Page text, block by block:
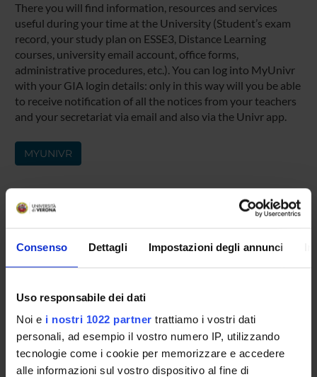
Consenso Dettagli Impostazioni degli annunci
Uso responsabile dei dati
Noi e i nostri 1022 partner trattiamo i vostri dati
personali, ad esempio il vostro numero IP, utilizzando
tecnologie come i cookie per memorizzare e accedere
alle informazioni sul vostro dispositivo al fine di
There you will find information, resources and services
useful during your time at the University (Student’s exam
record, your study plan on ESSE3, Distance Learning
courses, university email account, office forms,
administrative procedures, etc.). You can log into MyUnivr
with your GIA login details: only in this way will you be able
to receive notification of all the notices from your teachers
and your secretariat via email and also via the Univr app.
MYUNIVR
ENTRY REQUIREMENTS (OFA)
Academic Calendar
Exam calendar
Notices